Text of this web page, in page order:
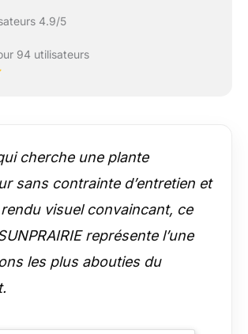
4.9/5
94 utilisateurs
cherche une plante
sans contrainte d’entretien et
visuel convaincant, ce
représente l’une
les plus abouties du